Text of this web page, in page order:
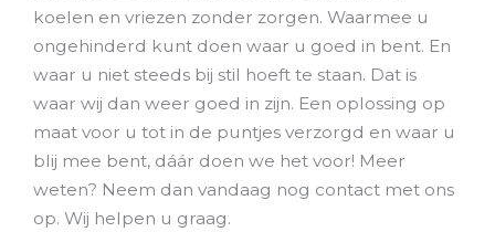
koelen en vriezen zonder zorgen. Waarmee u
ongehinderd kunt doen waar u goed in bent. En
waar u niet steeds bij stil hoeft te staan. Dat is
waar wij dan weer goed in zijn. Een oplossing op
maat voor u tot in de puntjes verzorgd en waar u
blij mee bent, dáár doen we het voor! Meer
weten? Neem dan vandaag nog contact met ons
op. Wij helpen u graag.